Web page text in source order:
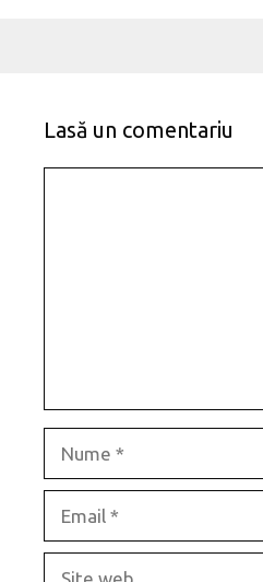
Lasă un comentariu